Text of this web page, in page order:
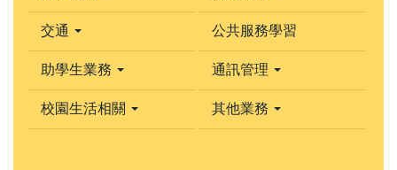
交通 公共服務學習
助學生業務 通訊管理
校園生活相關 其他業務